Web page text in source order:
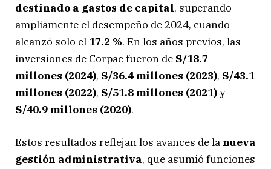
destinado a gastos de capital, superando
ampliamente el desempeño de 2024, cuando
alcanzó solo el 17.2 %. En los años previos, las
inversiones de Corpac fueron de S/18.7
millones (2024), S/36.4 millones (2023), S/43.1
millones (2022), S/51.8 millones (2021)y
S/40.9 millones (2020).
Estos resultados reflejan los avances de la nueva
gestión administrativa, que asumió funciones